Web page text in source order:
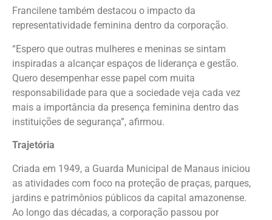
Francilene também destacou o impacto da
representatividade feminina dentro da corporação.
“Espero que outras mulheres e meninas se sintam
inspiradas a alcançar espaços de liderança e gestão.
Quero desempenhar esse papel com muita
responsabilidade para que a sociedade veja cada vez
mais a importância da presença feminina dentro das
instituições de segurança”, afirmou.
Trajetória
Criada em 1949, a Guarda Municipal de Manaus iniciou
as atividades com foco na proteção de praças, parques,
jardins e patrimônios públicos da capital amazonense.
Ao longo das décadas, a corporação passou por